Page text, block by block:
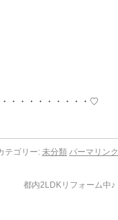
・・・・・・・・・♡
テゴリー: 未分類 パーマリンク
都内2LDKリフォーム中♪